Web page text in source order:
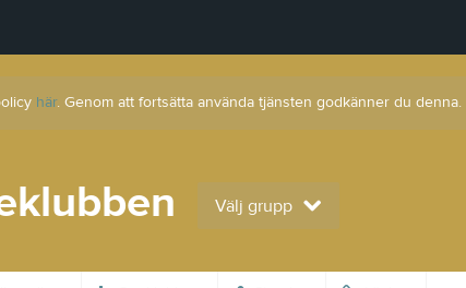
här. Genom att fortsätta använda tjänsten godkänner du denna.
Välj grupp